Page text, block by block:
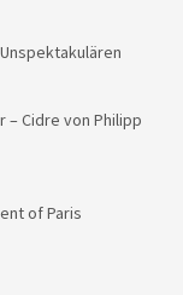
– Cidre von Philipp
of Paris